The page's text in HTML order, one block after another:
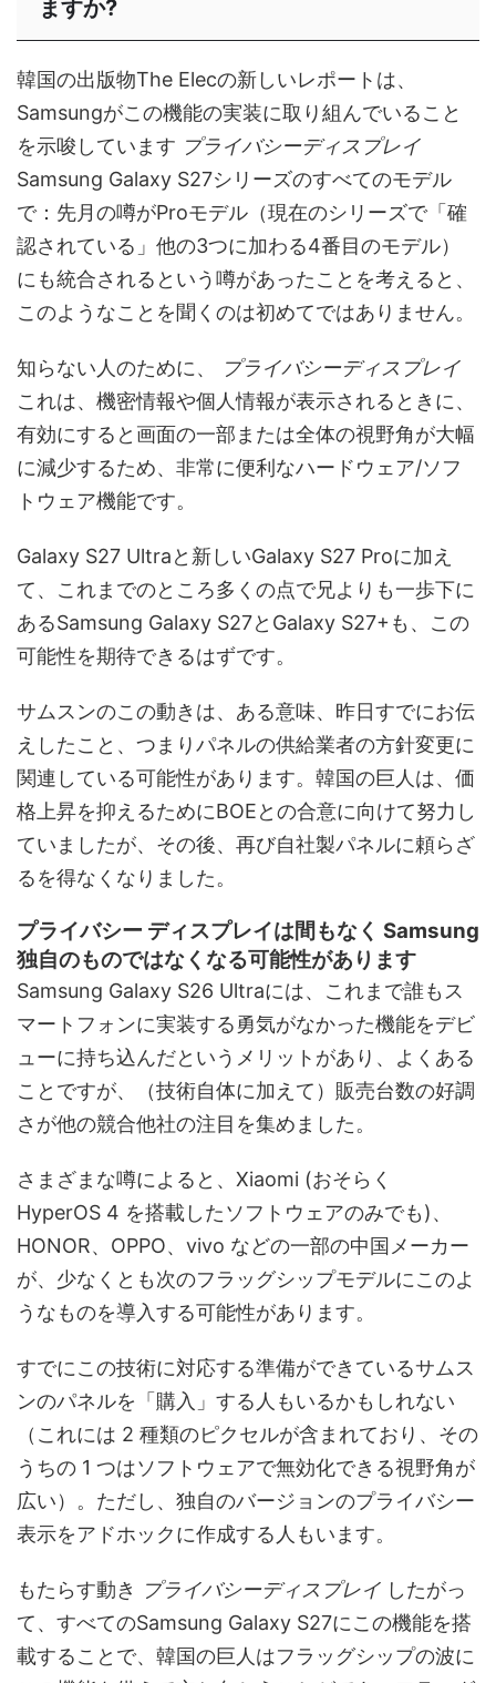
ますか?
韓国の出版物The Elecの新しいレポートは、
Samsungがこの機能の実装に取り​​組んでいること
を示唆しています プライバシーディスプレイ
Samsung Galaxy S27シリーズのすべてのモデル
で：先月の噂がProモデル（現在のシリーズで「確
認されている」他の3つに加わる4番目のモデル）
にも統合されるという噂があったことを考えると、
このようなことを聞​​くのは初めてではありません。
知らない人のために、
プライバシーディスプレイ
これは、機密情報や個人情報が表示されるときに、
有効にすると画面の一部または全体の視野角が大幅
に減少するため、非常に便利なハードウェア/ソフ
トウェア機能です。
Galaxy S27 Ultraと新しいGalaxy S27 Proに加え
て、これまでのところ多くの点で兄よりも一歩下に
あるSamsung Galaxy S27とGalaxy S27+も、この
可能性を期待できるはずです。
サムスンのこの動きは、ある意味、昨日すでにお伝
えしたこと、つまりパネルの供給業者の方針変更に
関連している可能性があります。韓国の巨人は、価
格上昇を抑えるためにBOEとの合意に向けて努力し
ていましたが、その後、再び自社製パネルに頼らざ
るを得なくなりました。
プライバシー ディスプレイは間もなく Samsung
独自のものではなくなる可能性があります
Samsung Galaxy S26 Ultraには、これまで誰もス
マートフォンに実装する勇気がなかった機能をデビ
ューに持ち込んだというメリットがあり、よくある
ことですが、（技術自体に加えて）販売台数の好調
さが他の競合他社の注目を集めました。
さまざまな噂によると、Xiaomi (おそらく
HyperOS 4 を搭載したソフトウェアのみでも)、
HONOR、OPPO、vivo などの一部の中国メーカー
が、少なくとも次のフラッグシップモデルにこのよ
うなものを導入する可能性があります。
すでにこの技術に対応する準備ができているサムス
ンのパネルを「購入」する人もいるかもしれない
（これには 2 種類のピクセルが含まれており、その
うちの 1 つはソフトウェアで無効化できる視野角が
広い）。ただし、独自のバージョンのプライバシー
表示をアドホックに作成する人もいます。
もたらす動き プライバシーディスプレイ したがっ
て、すべてのSamsung Galaxy S27にこの機能を搭
載することで、韓国の巨人はフラッグシップの波に